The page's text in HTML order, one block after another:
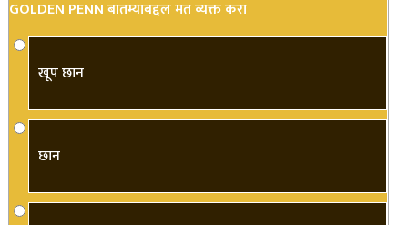
GOLDEN PENN बातम्याबद्दल मत व्यक्त करा
खूप छान
छान